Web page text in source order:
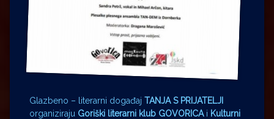
Glazbeno – literarni događaj TANJA S PRIJATELJI
organiziraju Goriški literarni klub GOVORICAi Kulturni